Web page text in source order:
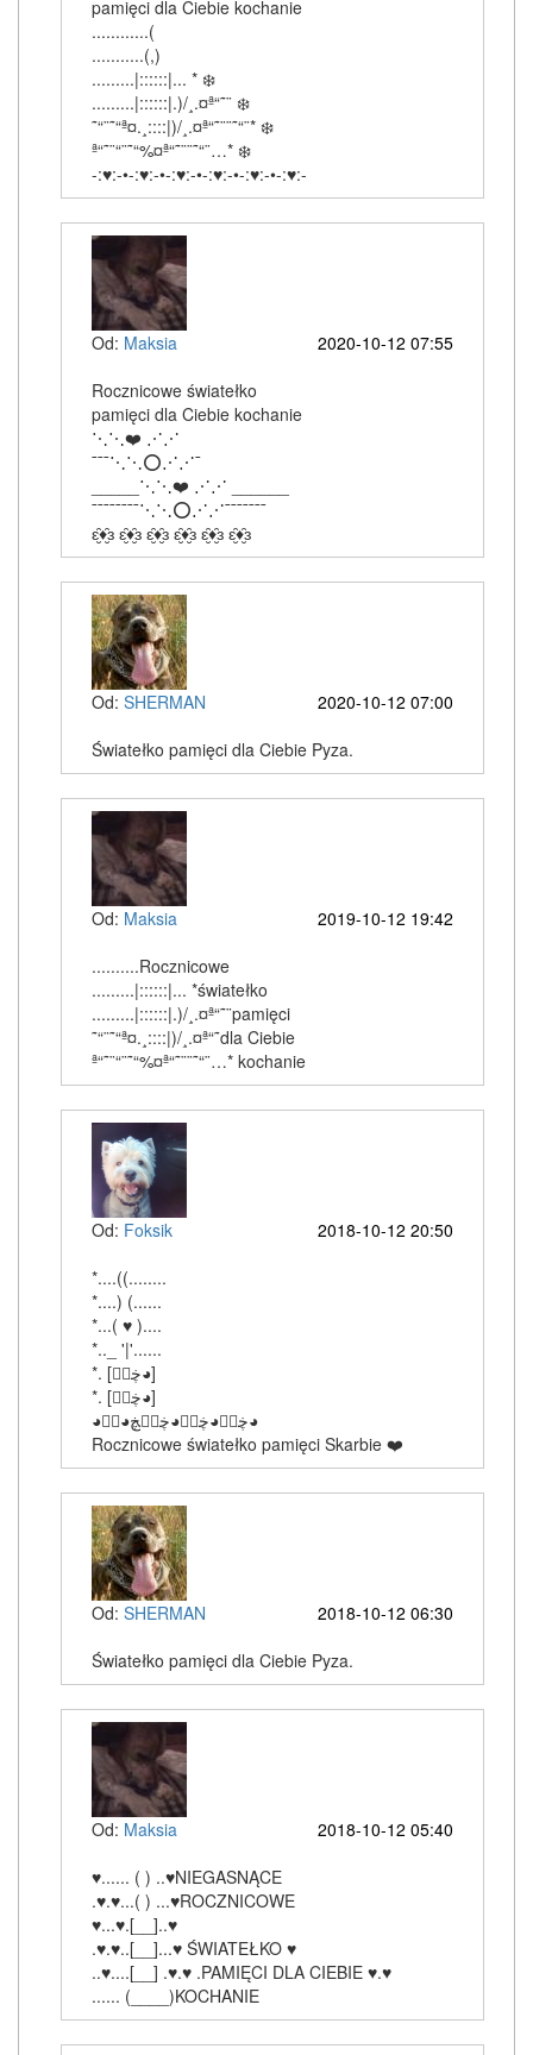
pamięci dla Ciebie kochanie
............(
...........(,)
.........|::::::|... * ❄️
.........|::::::|.)/¸.¤ª“˜¨ ❄️
˜“¨˜“ª¤.¸::::|)/¸.¤ª“˜¨¨˜“¨* ❄️
ª“˜¨“¨˜“%¤ª“˜¨¨˜“¨…* ❄️
-:♥:-•-:♥:-•-:♥:-•-:♥:-•-:♥:-•-:♥:-
Od: Maksia
2020-10-12 07:55
Rocznicowe światełko
pamięci dla Ciebie kochanie
⋱⋱❤️ ⋰⋰
¯¯¯⋱⋱⭕⋰⋰¯
_____⋱⋱❤️ ⋰⋰ ______
¯¯¯¯¯¯¯¯⋱⋱⭕⋰⋰¯¯¯¯¯¯¯
ԑ̮̑♦̮̑ɜ ԑ̮̑♦̮̑ɜ ԑ̮̑♦̮̑ɜ ԑ̮̑♦̮̑ɜ ԑ̮̑♦̮̑ɜ ԑ̮̑♦̮̑ɜ
Od: SHERMAN
2020-10-12 07:00
Światełko pamięci dla Ciebie Pyza.
Od: Maksia
2019-10-12 19:42
..........Rocznicowe
.........|::::::|... *światełko
.........|::::::|.)/¸.¤ª“˜¨pamięci
˜“¨˜“ª¤.¸::::|)/¸.¤ª“˜dla Ciebie
ª“˜¨“¨˜“%¤ª“˜¨¨˜“¨…* kochanie
Od: Foksik
2018-10-12 20:50
*....((........
*....) (......
*...( ♥ )....
*.._ '|'......
‎*. [ڿڰۣ◕]
‎*. [ڿڰۣ◕]
‎◕ڿڰۣ◕ڿڰۣ◕ڿڰۣڿ◕ڰۣ◕
Rocznicowe światełko pamięci Skarbie ❤️
Od: SHERMAN
2018-10-12 06:30
Światełko pamięci dla Ciebie Pyza.
Od: Maksia
2018-10-12 05:40
♥...... ( ) ..♥NIEGASNĄCE
.♥.♥...( ) ...♥ROCZNICOWE
♥...♥.[__]..♥
.♥.♥..[__]...♥ ŚWIATEŁKO ♥
..♥....[__] .♥.♥ .PAMIĘCI DLA CIEBIE ♥.♥
...... (____)KOCHANIE